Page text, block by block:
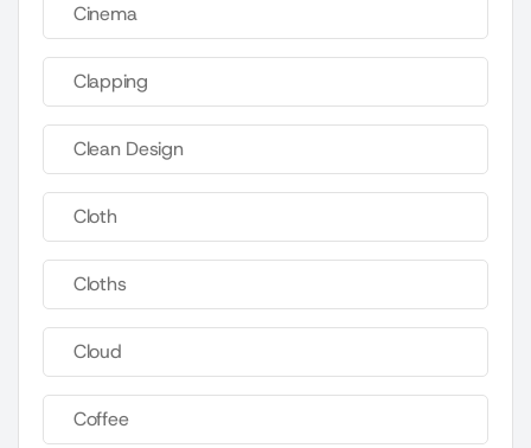
Cinema
Clapping
Clean Design
Cloth
Cloths
Cloud
Coffee